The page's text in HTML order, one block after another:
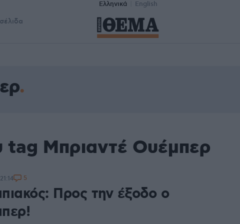
Ελληνικά English
Μπριαντέ Ουέμπερ
Προς την έξοδο ο
5